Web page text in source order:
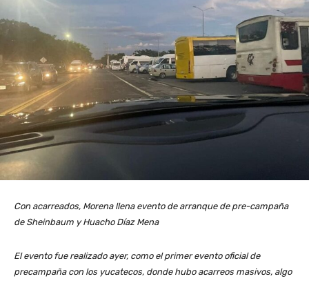
Con acarreados, Morena llena evento de arranque de pre-campaña
de Sheinbaum y Huacho Díaz Mena
El evento fue realizado ayer, como el primer evento oficial de
precampaña con los yucatecos, donde hubo acarreos masivos, algo